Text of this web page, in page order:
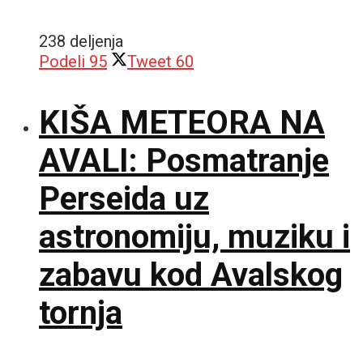
238 deljenja
Podeli 95 Tweet 60
KIŠA METEORA NA
AVALI: Posmatranje
Perseida uz
astronomiju, muziku i
zabavu kod Avalskog
tornja